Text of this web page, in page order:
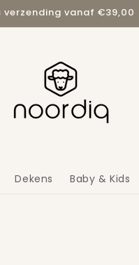
verzending vanaf €39,00
Dekens Baby & Kids